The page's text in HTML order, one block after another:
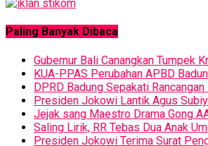
Paling Banyak Dibaca
Gubernur Bali Canangkan Tumpek
KUA-PPAS Perubahan APBD
DPRD Badung Sepakati
Presiden Jokowi Lantik Agus
Jejak sang Maestro Drama Gong
Saling Lirik, RR Tebas Dua Anak
Presiden Jokowi Terima Surat